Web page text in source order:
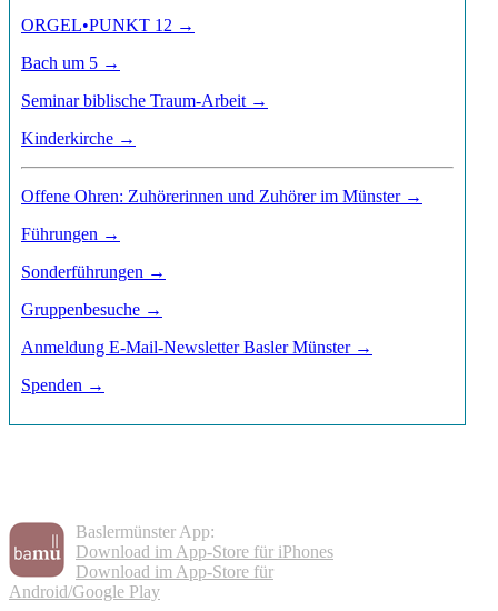
ORGEL•PUNKT 12 →
Bach um 5 →
Seminar biblische Traum-Arbeit →
Kinderkirche →
Offene Ohren: Zuhörerinnen und Zuhörer im Münster →
Führungen →
Sonderführungen →
Gruppenbesuche →
Anmeldung E-Mail-Newsletter Basler Münster →
Spenden →
Baslermünster App:
Download im App-Store für iPhones
Download im App-Store für
Android/Google Play